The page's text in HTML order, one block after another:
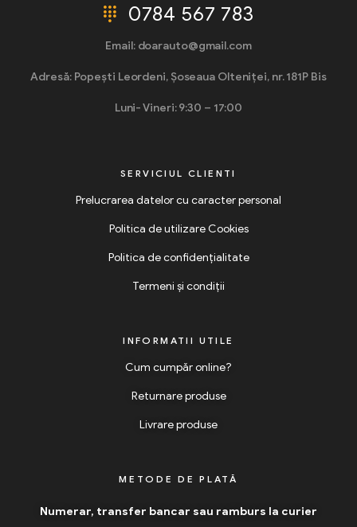
0784 567 783
Email: doarauto@gmail.com
Adresă: Popești Leordeni, Șoseaua Olteniței, nr. 181P Bis
Luni- Vineri: 9:30 – 17:00
SERVICIUL CLIENTI
Prelucrarea datelor cu caracter personal
Politica de utilizare Cookies
Politica de confidențialitate
Termeni și condiții
INFORMATII UTILE
Cum cumpăr online?
Returnare produse
Livrare produse
METODE DE PLATĂ
Numerar, transfer bancar sau ramburs la curier